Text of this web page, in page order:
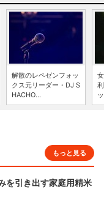
解散のレペゼンフォッ
クス元リーダー・DJ S
HACHO...
もっと見る
引き出す家庭用精米